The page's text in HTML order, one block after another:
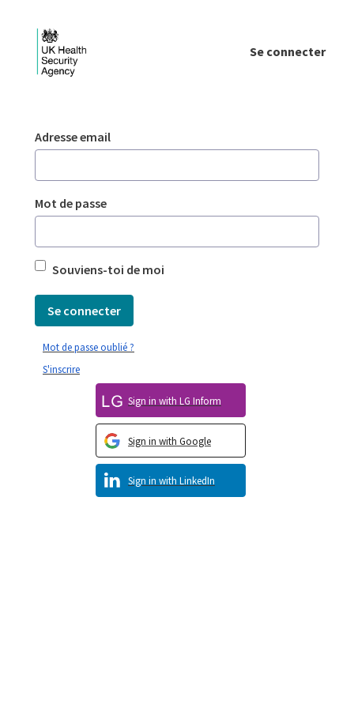
Se connecter
Authentification
Adresse email
Mot de passe
Souviens-toi de moi
Se connecter
Sign in with LinkedIn
Sign in with Google
Sign in with LG Inform
S'inscrire
Mot de passe oublié ?